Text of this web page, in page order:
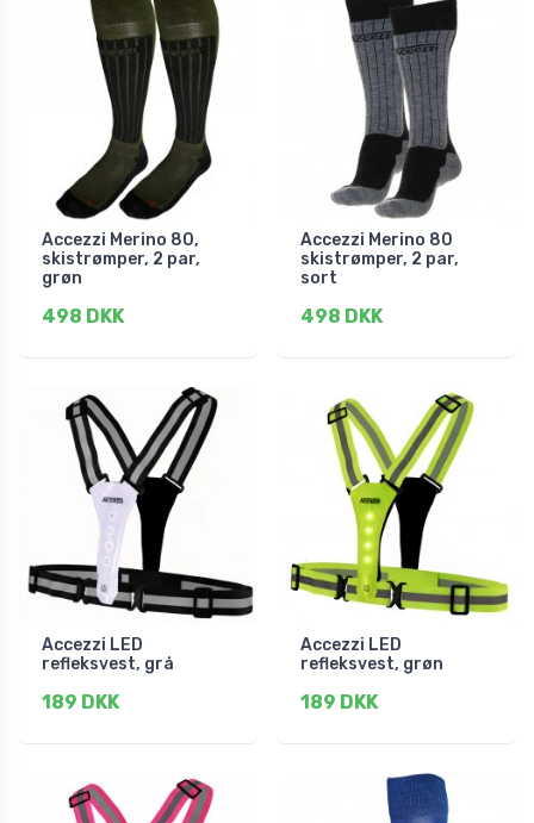
Accezzi Merino 80,
skistrømper, 2 par,
grøn
498 DKK
Accezzi Merino 80
skistrømper, 2 par,
sort
498 DKK
Accezzi LED
refleksvest, grå
189 DKK
Accezzi LED
refleksvest, grøn
189 DKK